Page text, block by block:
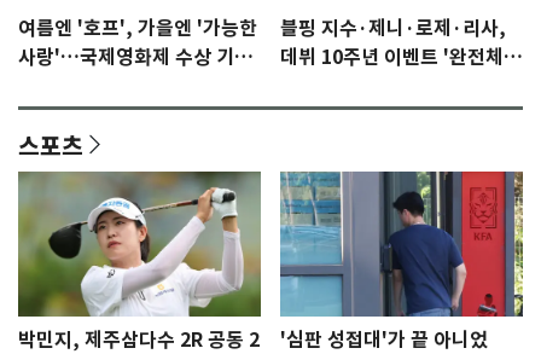
여름엔 '호프', 가을엔 '가능한
사랑'…국제영화제 수상 기대
블핑 지수·제니·로제·리사,
데뷔 10주년 이벤트 '완전체'
스포츠
박민지, 제주삼다수 2R 공동 2
'심판 성접대'가 끝 아니었